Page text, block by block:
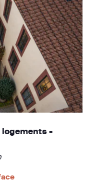
logements -